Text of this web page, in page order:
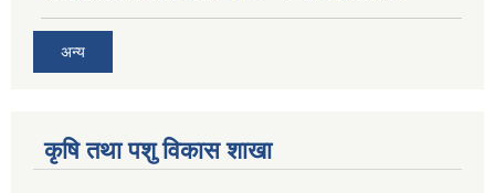
अन्य
कृषि तथा पशु विकास शाखा